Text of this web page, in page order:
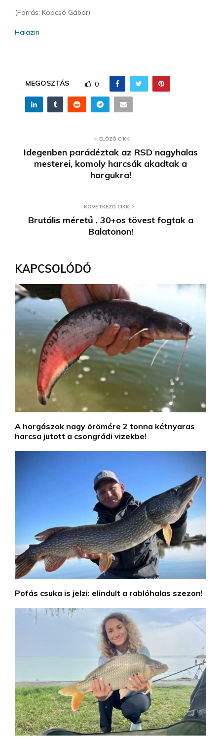
(Forrás: Kopcsó Gábor)
Halazin
MEGOSZTÁS 0
ELŐZŐ CIKK
Idegenben parádéztak az RSD nagyhalas
mesterei, komoly harcsák akadtak a
horgukra!
KÖVETKEZŐ CIKK
Brutális méretű , 30+os tövest fogtak a
Balatonon!
KAPCSOLÓDÓ
A horgászok nagy örömére 2 tonna kétnyaras
harcsa jutott a csongrádi vizekbe!
Pofás csuka is jelzi: elindult a rablóhalas szezon!